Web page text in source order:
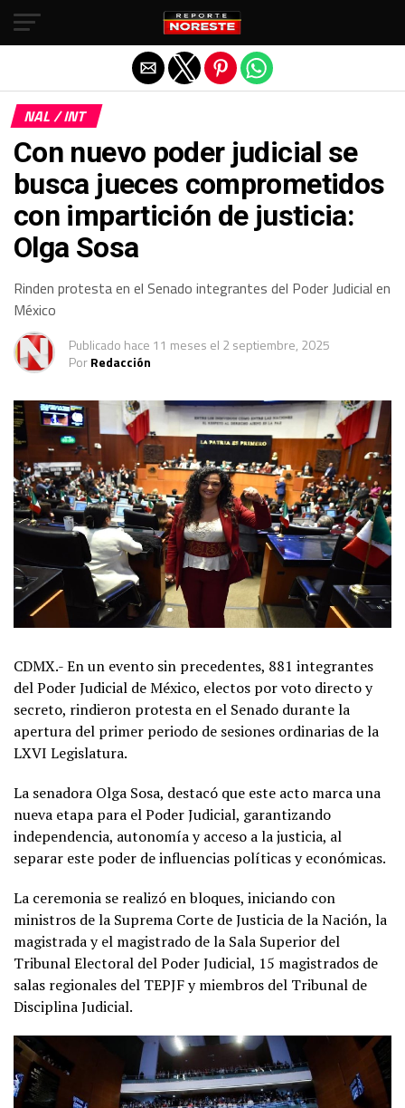
NAL / INT
Con nuevo poder judicial se
busca jueces comprometidos
con impartición de justicia:
Olga Sosa
Rinden protesta en el Senado integrantes del Poder Judicial en
México
Publicado hace 11 meses el 2 septiembre, 2025
PorRedacción
CDMX.- En un evento sin precedentes, 881 integrantes
del Poder Judicial de México, electos por voto directo y
secreto, rindieron protesta en el Senado durante la
apertura del primer periodo de sesiones ordinarias de la
LXVI Legislatura.
La senadora Olga Sosa, destacó que este acto marca una
nueva etapa para el Poder Judicial, garantizando
independencia, autonomía y acceso a la justicia, al
separar este poder de influencias políticas y económicas.
La ceremonia se realizó en bloques, iniciando con
ministros de la Suprema Corte de Justicia de la Nación, la
magistrada y el magistrado de la Sala Superior del
Tribunal Electoral del Poder Judicial, 15 magistrados de
salas regionales del TEPJF y miembros del Tribunal de
Disciplina Judicial.
Salir de la versión móvil